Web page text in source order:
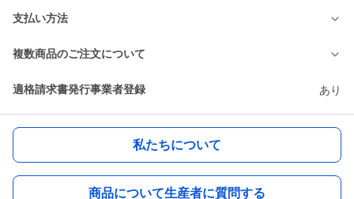
支払い方法
複数商品のご注文について
適格請求書発行事業者登録 あり
私たちについて
商品について生産者に質問する